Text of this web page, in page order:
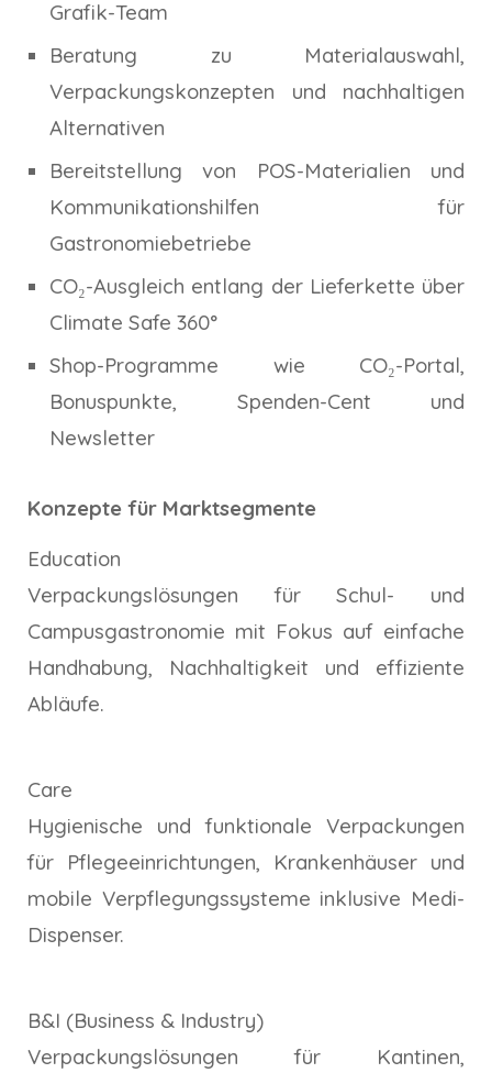
Grafik-Team
Beratung zu Materialauswahl,
Verpackungskonzepten und nachhaltigen
Alternativen
Bereitstellung von POS-Materialien und
Kommunikationshilfen für
Gastronomiebetriebe
CO₂-Ausgleich entlang der Lieferkette über
Climate Safe 360°
Shop-Programme wie CO₂-Portal,
Bonuspunkte, Spenden-Cent und
Newsletter
Konzepte für Marktsegmente
Education
Verpackungslösungen für Schul- und
Campusgastronomie mit Fokus auf einfache
Handhabung, Nachhaltigkeit und effiziente
Abläufe.
Care
Hygienische und funktionale Verpackungen
für Pflegeeinrichtungen, Krankenhäuser und
mobile Verpflegungssysteme inklusive Medi-
Dispenser.
B&I (Business & Industry)
Verpackungslösungen für Kantinen,